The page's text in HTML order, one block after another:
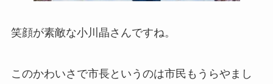
笑顔が素敵な小川晶さんですね。
このかわいさで市長というのは市民もうらやまし